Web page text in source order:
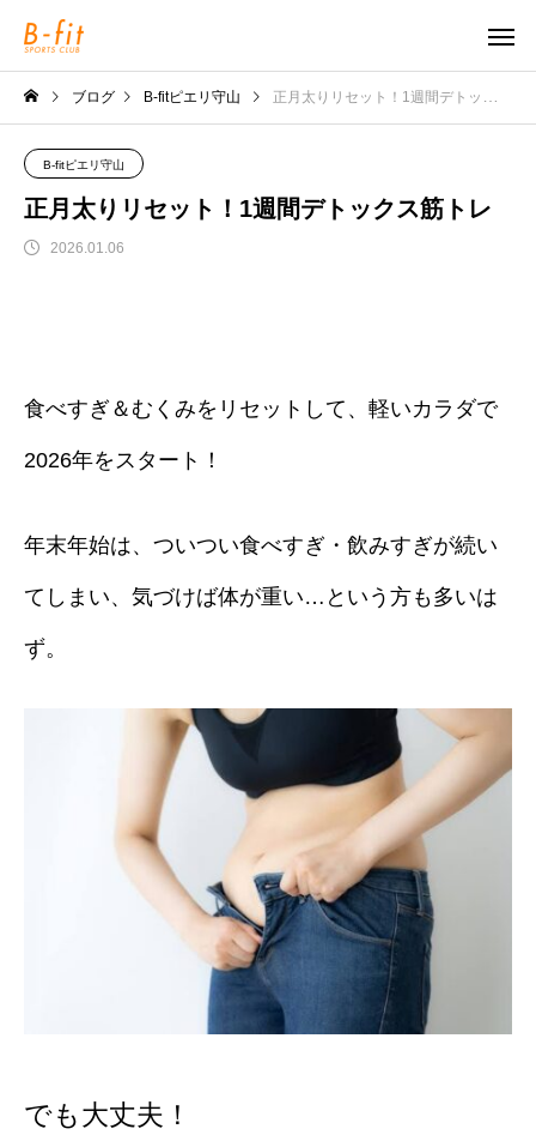
ブログ B-fitピエリ守山 正月太りリセット！1週間デトックス筋トレ
B-fitピエリ守山
正月太りリセット！1週間デトックス筋トレ
2026.01.06
食べすぎ＆むくみをリセットして、軽いカラダで
2026年をスタート！
年末年始は、ついつい食べすぎ・飲みすぎが続い
てしまい、気づけば体が重い…という方も多いは
ず。
でも大丈夫！